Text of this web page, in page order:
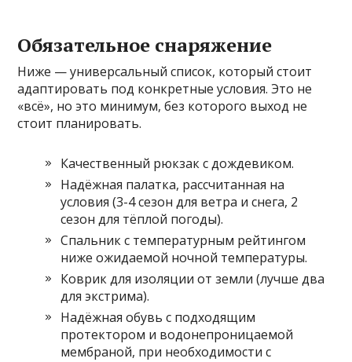
Обязательное снаряжение
Ниже — универсальный список, который стоит
адаптировать под конкретные условия. Это не
«всё», но это минимум, без которого выход не
стоит планировать.
Качественный рюкзак с дождевиком.
Надёжная палатка, рассчитанная на
условия (3-4 сезон для ветра и снега, 2
сезон для тёплой погоды).
Спальник с температурным рейтингом
ниже ожидаемой ночной температуры.
Коврик для изоляции от земли (лучше два
для экстрима).
Надёжная обувь с подходящим
протектором и водонепроницаемой
мембраной, при необходимости с